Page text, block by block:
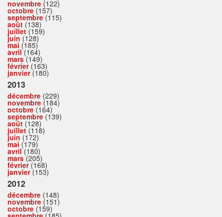
novembre (122)
octobre (157)
septembre (115)
août (138)
juillet(159)
juin (128)
mai (185)
avril(164)
mars(149)
février(163)
janvier(180)
2013
décembre (229)
novembre (184)
octobre (164)
septembre (139)
août (128)
juillet(118)
juin (172)
mai (179)
avril(180)
mars(205)
février(168)
janvier(153)
2012
décembre (148)
novembre (151)
octobre (159)